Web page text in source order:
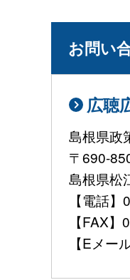
お問い
広聴
島根県政
〒690-
島根県
【電話
【FAX
【Eメー